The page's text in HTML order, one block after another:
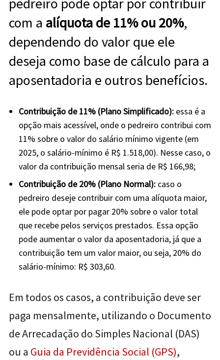
com a alíquota de 11% ou 20%,
dependendo do valor que ele
deseja como base de cálculo para a
aposentadoria e outros benefícios.
Contribuição de 11% (Plano Simplificado): essa é a
opção mais acessível, onde o pedreiro contribui com
11% sobre o valor do salário mínimo vigente (em
2025, o salário-mínimo é R$ 1.518,00). Nesse caso, o
valor da contribuição mensal seria de R$ 166,98;
Contribuição de 20% (Plano Normal): caso o
pedreiro deseje contribuir com uma alíquota maior,
ele pode optar por pagar 20% sobre o valor total
que recebe pelos serviços prestados. Essa opção
pode aumentar o valor da aposentadoria, já que a
contribuição tem um valor maior, ou seja, 20% do
salário-mínimo: R$ 303,60.
Em todos os casos, a contribuição deve ser
paga mensalmente, utilizando o Documento
de Arrecadação do Simples Nacional (DAS)
ou a Guia da Previdência Social (GPS),